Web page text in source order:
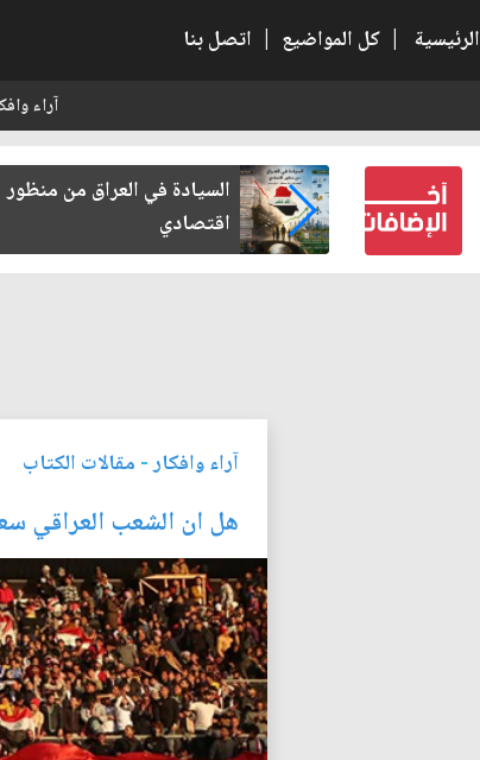
الرئيسية | كل المواضيع | اتصل بنا
آراء
بعد أخذ
السيادة في العراق من منظور
اقتصادي
آراء وافكار- مقالات الكتاب
هل ان الشعب العراقي